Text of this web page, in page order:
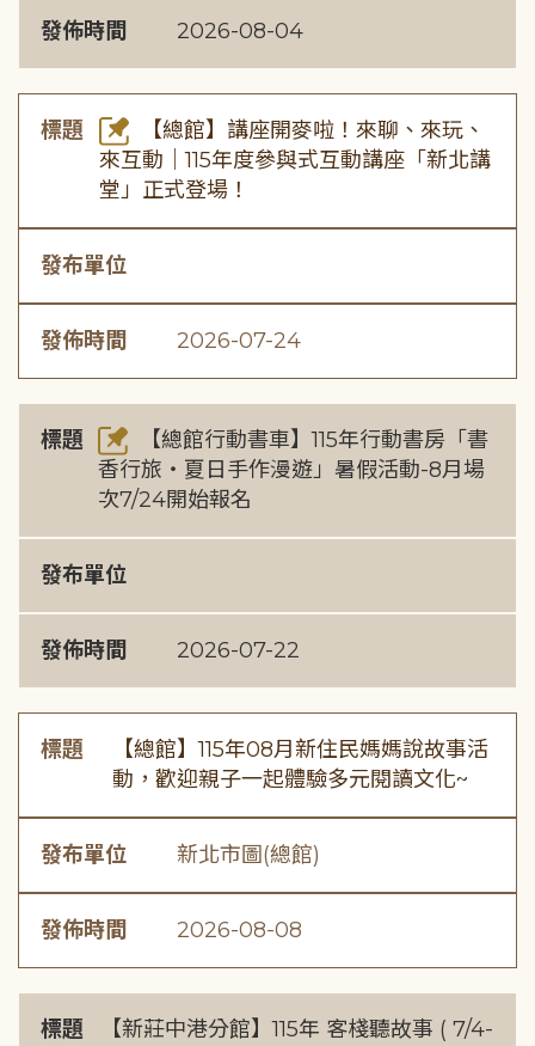
發佈時間 2026-08-04
標題
【總館】講座開麥啦！來聊、來玩、
來互動｜115年度參與式互動講座「新北講
堂」正式登場！
發布單位
發佈時間 2026-07-24
標題
【總館行動書車】115年行動書房「書
香行旅・夏日手作漫遊」暑假活動-8月場
次7/24開始報名
發布單位
發佈時間 2026-07-22
標題
【總館】115年08月新住民媽媽說故事活
動，歡迎親子一起體驗多元閱讀文化~
發布單位 新北市圖(總館)
發佈時間 2026-08-08
標題
【新莊中港分館】115年 客棧聽故事 ( 7/4-